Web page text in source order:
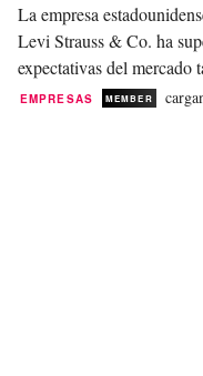
La empresa
Levi Strauss & Co. ha
expectativas del mercado
segundo trimestre de su
EMPRESAS MEMBER